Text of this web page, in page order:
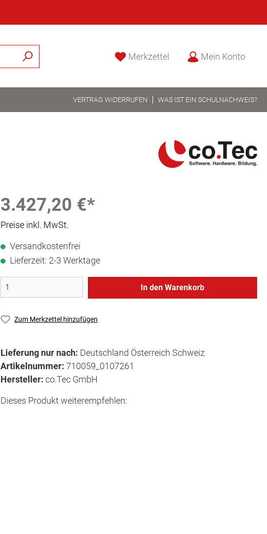
Merkzettel Mein Konto
VERTRAG WIDERRUFEN WAS IST EIN SCHULNACHWEIS?
3.427,20 €*
Preise inkl. MwSt.
Versandkostenfrei
Lieferzeit: 2-3 Werktage
In den Warenkorb
Zum Merkzettel hinzufügen
Lieferung nur nach: Deutschland Österreich Schweiz
Artikelnummer: 710059_0107261
Hersteller: co.Tec GmbH
Dieses Produkt weiterempfehlen: